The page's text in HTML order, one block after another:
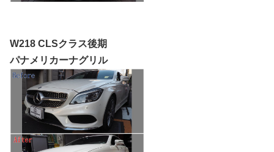
W218 CLSクラス後期
パナメリカーナグリル